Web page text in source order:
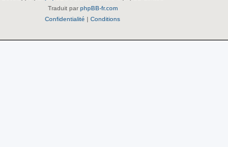
Traduit par phpBB-fr.com
Confidentialité | Conditions